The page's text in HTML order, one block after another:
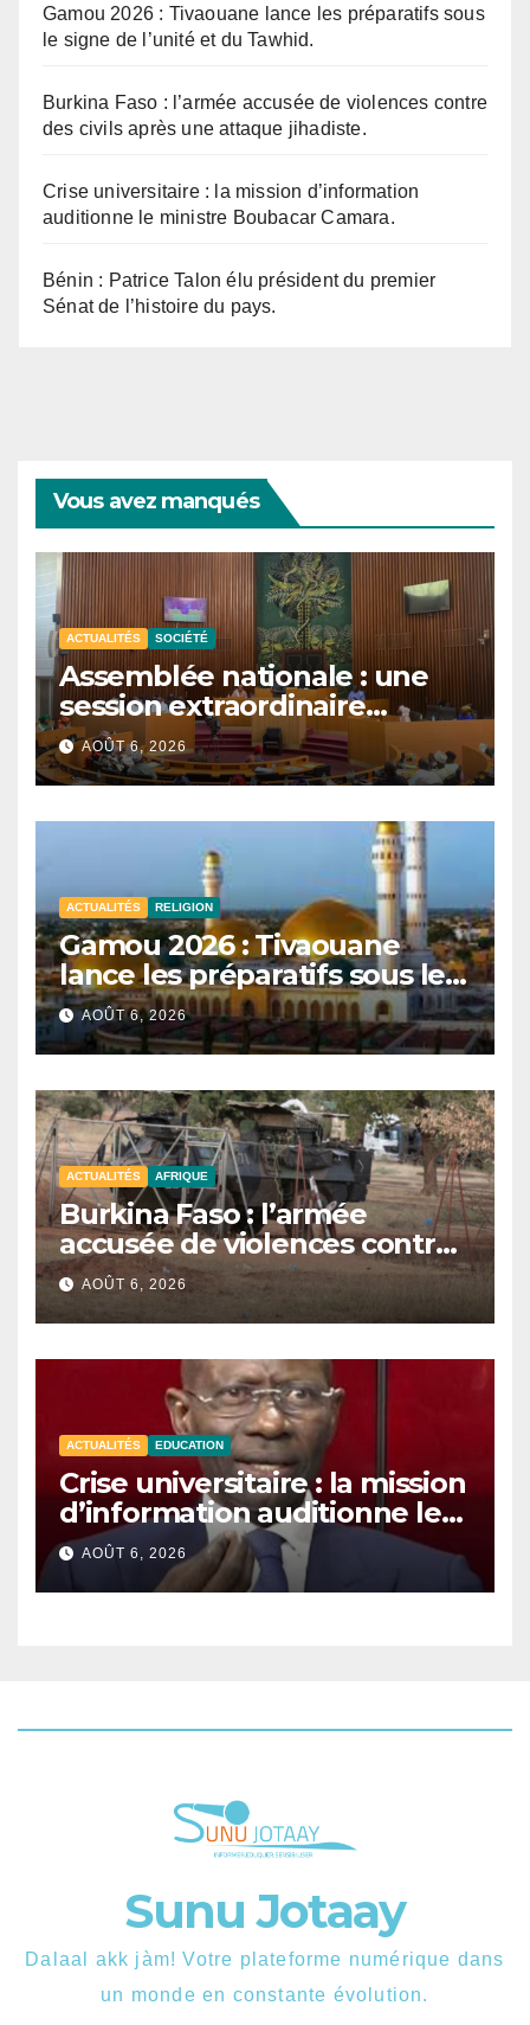
Gamou 2026 : Tivaouane lance les préparatifs sous
le signe de l’unité et du Tawhid.
Burkina Faso : l’armée accusée de violences contre
des civils après une attaque jihadiste.
Crise universitaire : la mission d’information
auditionne le ministre Boubacar Camara.
Bénin : Patrice Talon élu président du premier
Sénat de l’histoire du pays.
Vous avez manqués
ACTUALITÉS SOCIÉTÉ
Assemblée nationale : une
session extraordinaire
convoquée le 10 août avec
plusieurs commissions
d’enquête à l’ordre du jour.
AOÛT 6, 2026
ACTUALITÉS RELIGION
Gamou 2026 : Tivaouane
lance les préparatifs sous le
signe de l’unité et du Tawhid.
AOÛT 6, 2026
ACTUALITÉS AFRIQUE
Burkina Faso : l’armée
accusée de violences contre
des civils après une attaque
jihadiste.
AOÛT 6, 2026
ACTUALITÉS EDUCATION
Crise universitaire : la mission
d’information auditionne le
ministre Boubacar Camara.
AOÛT 6, 2026
Sunu Jotaay
Dalaal akk jàm! Votre plateforme numérique dans
un monde en constante évolution.